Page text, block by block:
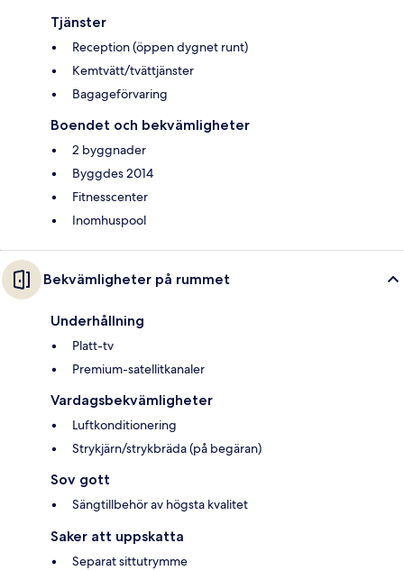
Tjänster
Reception (öppen dygnet runt)
Kemtvätt/tvättjänster
Bagageförvaring
Boendet och bekvämligheter
2 byggnader
Byggdes 2014
Fitnesscenter
Inomhuspool
Bekvämligheter på rummet
Underhållning
Platt-tv
Premium-satellitkanaler
Vardagsbekvämligheter
Luftkonditionering
Strykjärn/strykbräda (på begäran)
Sov gott
Sängtillbehör av högsta kvalitet
Saker att uppskatta
Separat sittutrymme